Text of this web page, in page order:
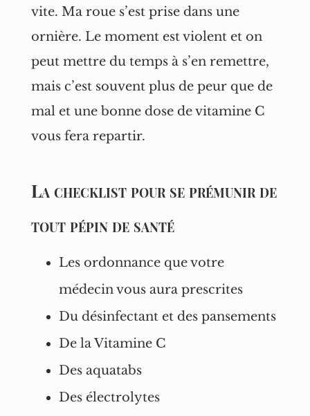
vite. Ma roue s’est prise dans une
ornière. Le moment est violent et on
peut mettre du temps à s’en remettre,
mais c’est souvent plus de peur que de
mal et une bonne dose de vitamine C
vous fera repartir.
La checklist pour se prémunir de
tout pépin de santé
Les ordonnance que votre
médecin vous aura prescrites
Du désinfectant et des pansements
De la Vitamine C
Des aquatabs
Des électrolytes